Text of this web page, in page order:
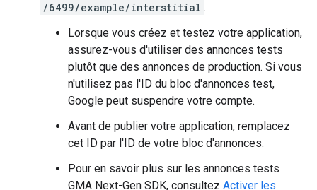
/6499/example/interstitial .
Lorsque vous créez et testez votre application,
assurez-vous d'utiliser des annonces tests
plutôt que des annonces de production. Si vous
n'utilisez pas l'ID du bloc d'annonces test,
Google peut suspendre votre compte.
Avant de publier votre application, remplacez
cet ID par l'ID de votre bloc d'annonces.
Pour en savoir plus sur les annonces tests
GMA Next-Gen SDK, consultez Activer les